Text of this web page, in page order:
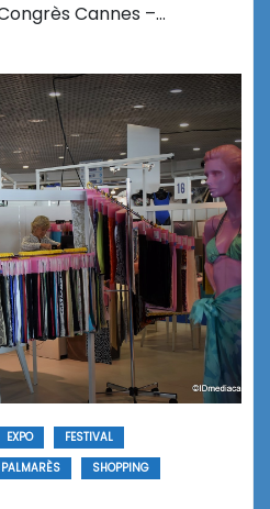
Cannes –…
EXPO
FESTIVAL
PALMARÈS
SHOPPING